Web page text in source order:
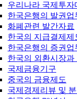
우리나라 국제투자
한국은행의 발권업
화폐관련 발간자료
한국의 지급결제제
한국은행의 증권업
한국의 외환시장과
국제금융기구
중국의 금융제도
국제경제리뷰 및